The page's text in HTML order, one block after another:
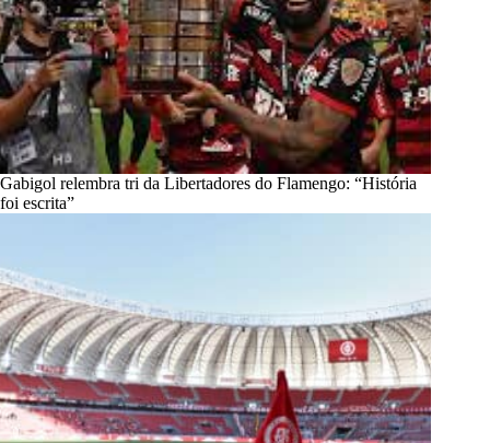
Gabigol relembra tri da Libertadores do Flamengo: “História
foi escrita”